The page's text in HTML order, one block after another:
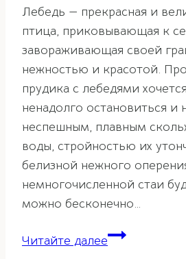
Лебедь — прекрасная и
птица, приковывающая к
завораживающая своей
нежностью и красотой.
прудика с лебедями
ненадолго остановиться и
неспешным, плавным
воды, стройностью их
белизной нежного
немногочисленной стаи
можно бесконечно…
Читайте далееЛебеди